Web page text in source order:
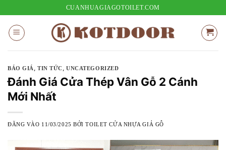
nội
dung
CUANHUAGIAGOTOILET.COM
BÁO GIÁ ,TIN TỨC ,UNCATEGORIZED
Đánh Giá Cửa Thép Vân Gỗ 2 Cánh
Mới Nhất
ĐĂNG VÀO 11/03/2025 BỞITOILET CỬA NHỰA GIẢ GỖ